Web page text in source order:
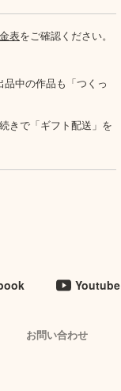
表をご確認ください。
中の作品も「つくっ
きで「ギフト配送」を
Youtube
お問い合わせ